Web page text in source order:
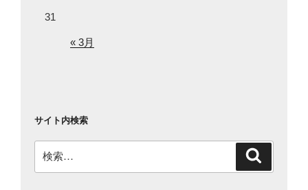
31
« 3月
サイト内検索
索: